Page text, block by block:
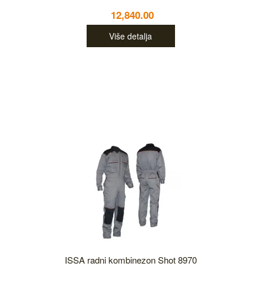
12,840.00
Više detalja
ISSA radni kombinezon Shot 8970